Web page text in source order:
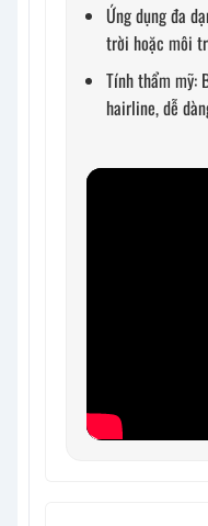
Ứng dụng đa
trời hoặc môi
Tính thẩm mỹ:
hairline, dễ